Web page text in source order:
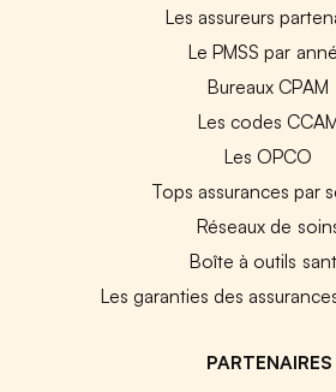
Les assureurs
Le PMSS par
Bureaux CPAM
Les codes
Les OPCO
Tops assurances par
Réseaux de
Boîte à outils
Les garanties des
PARTENAIRES